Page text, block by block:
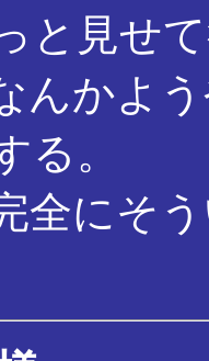
と見せ
んかよ
る。
全にそ